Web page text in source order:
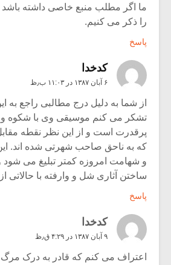
ما اگر مطلب منبع خاصی داشته باشد
را ذکر می کنیم.
پاسخ
کدخدا
۶ آبان ۱۳۸۷ در ۱۱:۰۳ ب٫ظ
از شما به دلیل درج مطالبی راجع به
تشکر می کنم موسیقی وی با شکوه و
پرقدرت است و از این نظر نقطه
که به ناحق صاحب شهرتی شده اند.
و شهامت امروزه کمتر تبلیغ می
ساختن آثاری شل و وارفته با حالاتی از
پاسخ
کدخدا
۹ آبان ۱۳۸۷ در ۴:۲۹ ق٫ظ
اعتراف می کنم که قادر به درک